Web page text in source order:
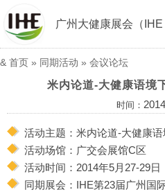
广州大健康展会（IHE
& 首页 » 同期活动 » 会议论坛
米内论道-大健康语境
时间：
活动主题：米内论道-大健康
活动场馆：广交会展馆C区
活动时间：2014年5月27-29日
同期展会：IHE第23届广州国